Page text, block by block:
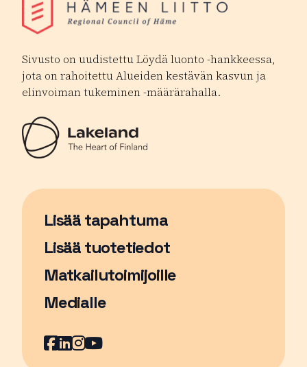
Sivusto on uudistettu Löydä luonto -hankkeessa,
jota on rahoitettu Alueiden kestävän kasvun ja
elinvoiman tukeminen -määrärahalla.
Lisää tapahtuma
Sivu avautuu uudessa ikkunassa
Lisää tuotetiedot
Matkailutoimijoille
Medialle
Facebook
Sivu avautuu uudessa ikkunassa
LinkedIn
Sivu avautuu uudessa ikkunassa
Instagram
Sivu avautuu uudessa
YouTube
Sivu avautuu uudessa